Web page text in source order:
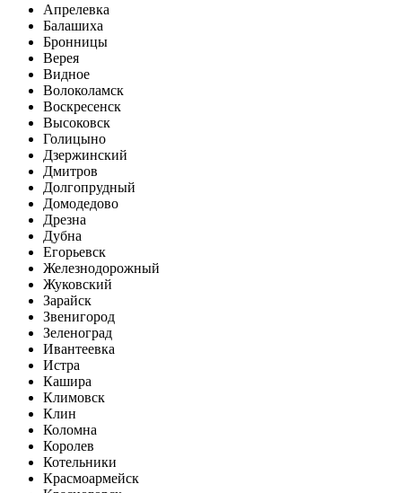
Апрелевка
Балашиха
Бронницы
Верея
Видное
Волоколамск
Воскресенск
Высоковск
Голицыно
Дзержинский
Дмитров
Долгопрудный
Домодедово
Дрезна
Дубна
Егорьевск
Железнодорожный
Жуковский
Зарайск
Звенигород
Зеленоград
Ивантеевка
Истра
Кашира
Климовск
Клин
Коломна
Королев
Котельники
Красмоармейск